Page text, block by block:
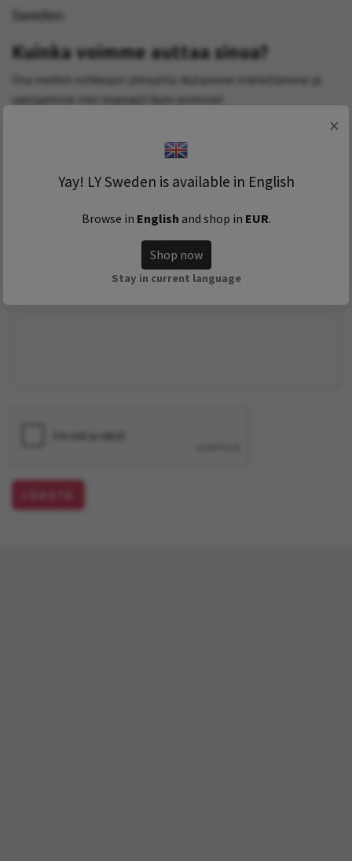
Sweden
Kuinka voimme auttaa sinua?
Ota meihin rohkeasti yhteyttä. Autamme mielellämme ja
vastaamme niin nopeasti kuin voimme!
Sähköpostiosoite
×
Yay! LY Sweden is available in English
Browse in English and shop in EUR.
Shop now
Stay in current language